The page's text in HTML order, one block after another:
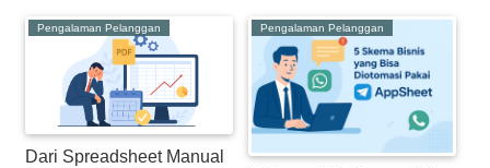
Pengalaman Pelanggan
Dari Spreadsheet Manual
Pengalaman Pelanggan